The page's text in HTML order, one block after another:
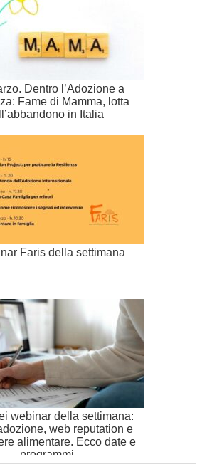
Dentro l’Adozione a
Fame di Mamma, lotta
in Italia
Faris della settimana
webinar della settimana:
web reputation e
alimentare. Ecco date e
programmi.